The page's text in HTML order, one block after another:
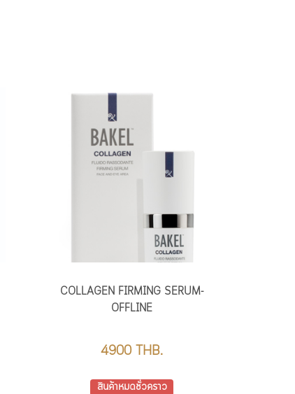
COLLAGEN FIRMING SERUM-
OFFLINE
4900 THB.
สินค้าหมดชั่วคราว